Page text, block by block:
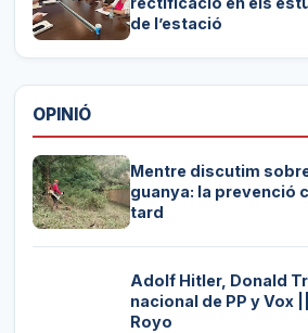
de l’estació
OPINIÓ
Mentre discutim
guanya: la prevenció
tard
Adolf Hitler, Donald
nacional de PP y Vox
Royo